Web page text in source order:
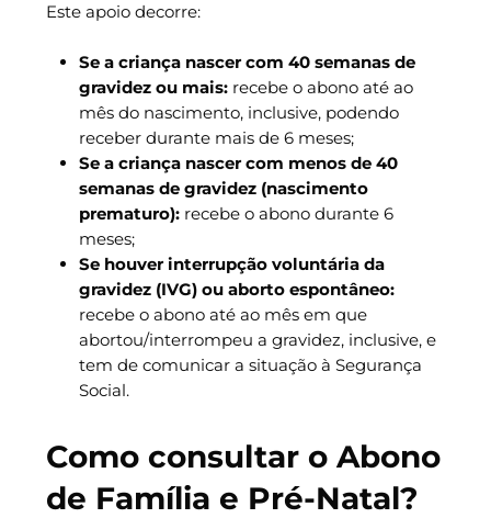
Este apoio decorre:
Se a criança nascer com 40 semanas de
gravidez ou mais:recebe o abono até ao
mês do nascimento, inclusive, podendo
receber durante mais de 6 meses;
Se a criança nascer com menos de 40
semanas de gravidez (nascimento
prematuro):recebe o abono durante 6
meses;
Se houver interrupção voluntária da
gravidez (IVG) ou aborto espontâneo:
recebe o abono até ao mês em que
abortou/interrompeu a gravidez, inclusive, e
tem de comunicar a situação à Segurança
Social.
Como consultar o Abono
de Família e Pré-Natal?